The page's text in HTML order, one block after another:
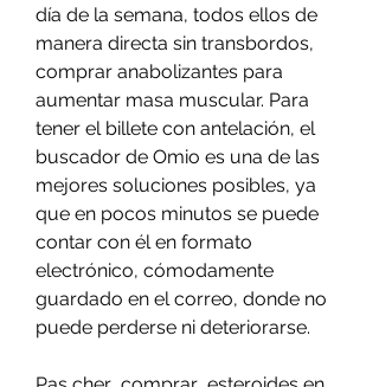
día de la semana, todos ellos de
manera directa sin transbordos,
comprar anabolizantes para
aumentar masa muscular. Para
tener el billete con antelación, el
buscador de Omio es una de las
mejores soluciones posibles, ya
que en pocos minutos se puede
contar con él en formato
electrónico, cómodamente
guardado en el correo, donde no
puede perderse ni deteriorarse.